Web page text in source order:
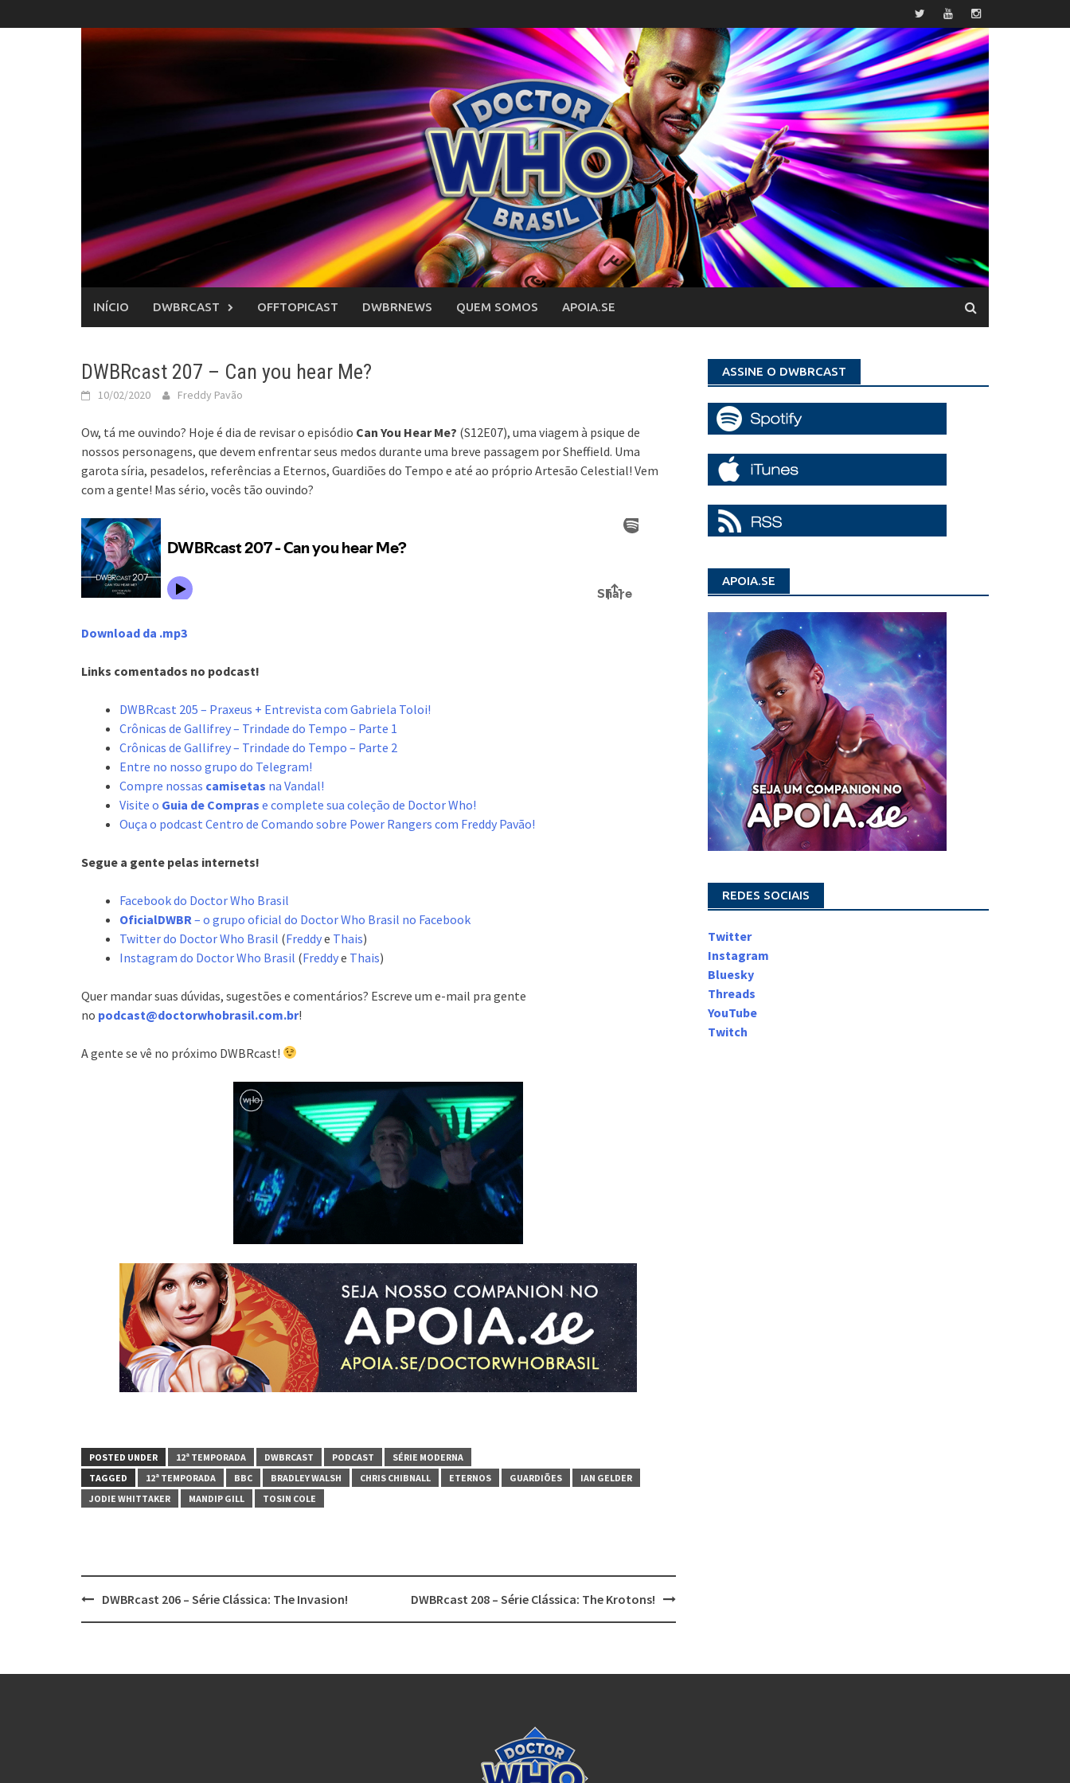
to
INÍCIO DWBRCAST OFFTOPICAST DWBRNEWS QUEM SOMOS APOIA.SE
DWBRcast 207 – Can you hear Me?
10/02/2020 Freddy Pavão
Ow, tá me ouvindo? Hoje é dia de revisar o episódio Can You Hear Me? (S12E07), uma viagem à psique de
nossos personagens, que devem enfrentar seus medos durante uma breve passagem por Sheffield. Uma
garota síria, pesadelos, referências a Eternos, Guardiões do Tempo e até ao próprio Artesão Celestial! Vem
com a gente! Mas sério, vocês tão ouvindo?
Download da .mp3
Links comentados no podcast!
DWBRcast 205 – Praxeus + Entrevista com Gabriela Toloi!
Crônicas de Gallifrey – Trindade do Tempo – Parte 1
Crônicas de Gallifrey – Trindade do Tempo – Parte 2
Entre no nosso grupo do Telegram!
Compre nossas camisetas na Vandal!
Visite o Guia de Compras e complete sua coleção de Doctor Who!
Ouça o podcast Centro de Comando sobre Power Rangers com Freddy Pavão!
Segue a gente pelas internets!
Facebook do Doctor Who Brasil
OficialDWBR – o grupo oficial do Doctor Who Brasil no Facebook
Twitter do Doctor Who Brasil (Freddye Thais)
Instagram do Doctor Who Brasil (Freddye Thais)
Quer mandar suas dúvidas, sugestões e comentários? Escreve um e-mail pra gente
no podcast@doctorwhobrasil.com.br!
A gente se vê no próximo DWBRcast!
POSTED UNDER 12ª TEMPORADA DWBRCAST PODCAST
SÉRIE MODERNA
TAGGED
12ª TEMPORADA BBC BRADLEY WALSH CHRIS CHIBNALL ETERNOS GUARDIÕES
IAN GELDER
JODIE WHITTAKER
MANDIP GILL TOSIN COLE
Post
navigation
DWBRcast 206 – Série Clássica: The Invasion! DWBRcast 208 – Série Clássica: The Krotons!
ASSINE O DWBRCAST
APOIA.SE
REDES SOCIAIS
Twitter
Instagram
Bluesky
Threads
YouTube
Twitch